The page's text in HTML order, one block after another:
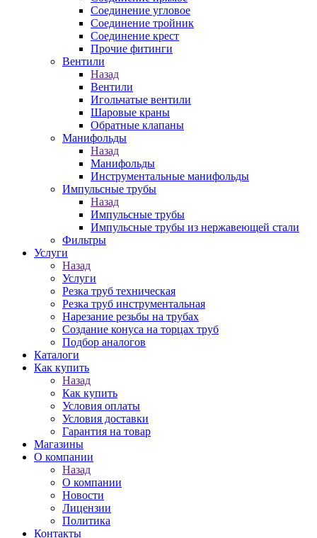
Соединение угловое
Соединение тройник
Соединение крест
Прочие фитинги
Вентили
Назад
Вентили
Игольчатые вентили
Шаровые краны
Обратные клапаны
Манифольды
Назад
Манифольды
Инструментальные манифольды
Импульсные трубы
Назад
Импульсные трубы
Импульсные трубы из нержавеющей стали
Фильтры
Услуги
Назад
Услуги
Резка труб техническая
Резка труб инструментальная
Нарезание резьбы на трубах
Создание конуса на торцах труб
Подбор аналогов
Каталоги
Как купить
Назад
Как купить
Условия оплаты
Условия доставки
Гарантия на товар
Магазины
О компании
Назад
О компании
Новости
Лицензии
Политика
Контакты